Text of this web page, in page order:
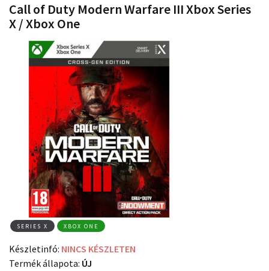
Call of Duty Modern Warfare III Xbox Series
X / Xbox One
SERIES X XBOX ONE
Készletinfó: NINCS KÉSZLETEN
Termék állapota: ÚJ